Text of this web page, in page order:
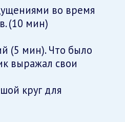
во время
(10 мин)
(5 мин). Что было
выражал свои
круг для